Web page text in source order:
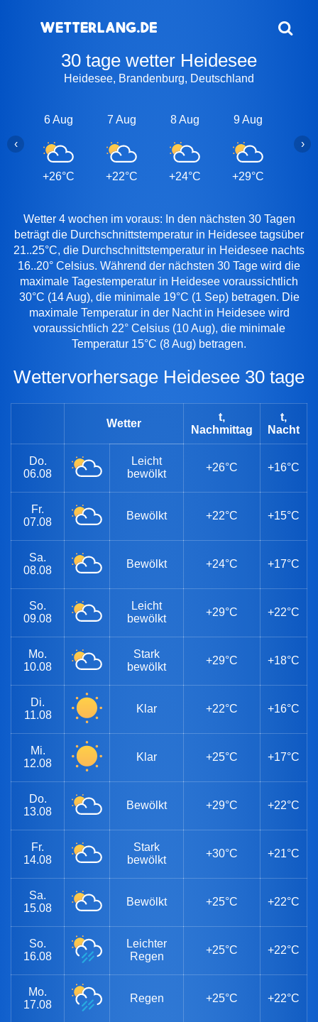
30 tage wetter Heidesee
Heidesee, Brandenburg, Deutschland
6 Aug
+26°C
7 Aug
+22°C
8 Aug
+24°C
9 Aug
+29°C
‹ ›
Wetter 4 wochen im voraus: In den nächsten 30 Tagen
beträgt die Durchschnittstemperatur in Heidesee tagsüber
21..25°C, die Durchschnittstemperatur in Heidesee nachts
16..20° Celsius. Während der nächsten 30 Tage wird die
maximale Tagestemperatur in Heidesee voraussichtlich
30°C (14 Aug), die minimale 19°C (1 Sep) betragen. Die
maximale Temperatur in der Nacht in Heidesee wird
voraussichtlich 22° Celsius (10 Aug), die minimale
Temperatur 15°C (8 Aug) betragen.
Wettervorhersage Heidesee 30 tage
Wetter
t,
Nachmittag
t,
Nacht
Do.
06.08
Leicht
bewölkt
+26°C +16°C
Fr.
07.08
Bewölkt +22°C +15°C
Sa.
08.08
Bewölkt +24°C +17°C
So.
09.08
Leicht
bewölkt
+29°C +22°C
Mo.
10.08
Stark
bewölkt
+29°C +18°C
Di.
11.08
Klar +22°C +16°C
Mi.
12.08
Klar +25°C +17°C
Do.
13.08
Bewölkt +29°C +22°C
Fr.
14.08
Stark
bewölkt
+30°C +21°C
Sa.
15.08
Bewölkt +25°C +22°C
So.
16.08
Leichter
Regen
+25°C +22°C
Mo.
17.08
Regen +25°C +22°C